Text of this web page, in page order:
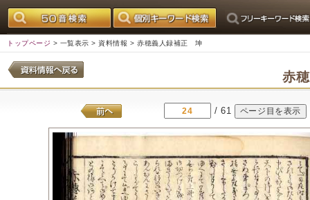
トップページ > 一覧表示 > 資料情報 > 赤穂義人録補正 坤
赤
/ 61